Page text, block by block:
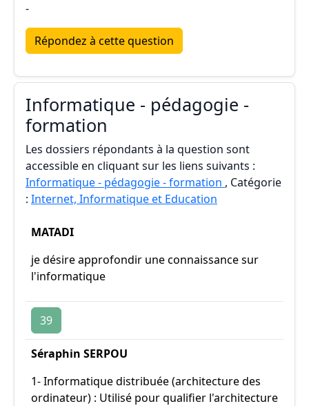
-
Répondez à cette question
Informatique - pédagogie -
formation
Les dossiers répondants à la question sont
accessible en cliquant sur les liens suivants :
Informatique - pédagogie - formation , Catégorie
: Internet, Informatique et Education
MATADI
je désire approfondir une connaissance sur
l'informatique
39
Séraphin SERPOU
1- Informatique distribuée (architecture des
ordinateur) : Utilisé pour qualifier l'architecture